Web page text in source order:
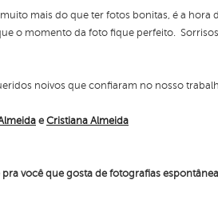
mais do que ter fotos bonitas, é a
o momento da foto fique perfeito.
noivos que confiaram no nosso
e Cristiana Almeida
você que gosta de fotografias